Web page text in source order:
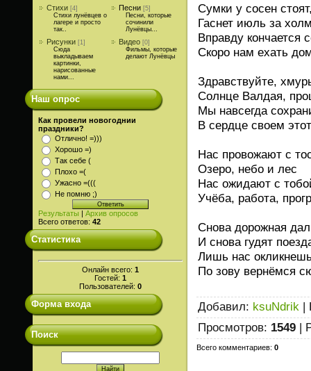
Стихи [4]
Стихи лунёвцев о
лагере и просто
так..
Песни [5]
Песни, которые
сочинили
Лунёвцы...
Рисунки [1]
Сюда
выкладываем
картинки,
нарисованные
нами...
Видео [0]
Фильмы, которые
делают Лунёвцы
Наш опрос
Как провели новогоднии
праздники?
Отлично! =)))
Хорошо =)
Так себе (
Плохо =(
Ужасно =(((
Не помню ;)
Результаты | Архив опросов
Всего ответов: 42
Статистика
Онлайн всего: 1
Гостей: 1
Пользователей: 0
Форма входа
Поиск
Сумки у сосен
Гаснет июль за
Вправду кончается
Скоро нам ехать
Здравствуйте,
Солнце Валдая,
Мы навсегда
В сердце своем
Нас провожают с
Озеро, небо и лес
Нас ожидают с
Учёба, работа,
Снова дорожная
И снова гудят
Лишь нас
По зову вернёмся
Добавил: ksuNdrik |
Просмотров: 1549 |
Всего комментариев: 0